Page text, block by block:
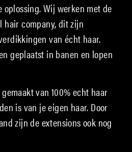
Wij werken met de
hair company, dit zijn
van écht haar.
geplaatst in banen en lopen
van 100% echt haar
is van je eigen haar. Door
zijn de extensions ook nog